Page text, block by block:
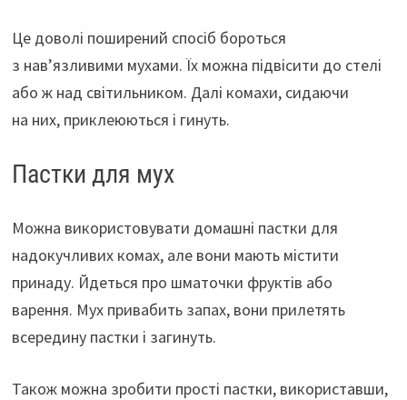
Це доволі поширений спосіб бороться
з нав’язливими мухами. Їх можна підвісити до стелі
або ж над світильником. Далі комахи, сидаючи
на них, приклеюються і гинуть.
Пастки для мух
Можна використовувати домашні пастки для
надокучливих комах, але вони мають містити
принаду. Йдеться про шматочки фруктів або
варення. Мух привабить запах, вони прилетять
всередину пастки і загинуть.
Також можна зробити прості пастки, використавши,